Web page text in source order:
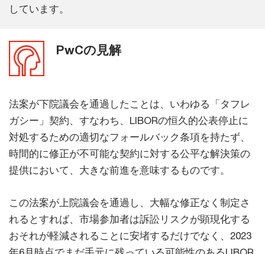
しています。
PwCの見解
法案が下院議会を通過したことは、いわゆる「タフレ
ガシー」契約、すなわち、LIBORの恒久的公表停止に
対処するための適切なフォールバック条項を持たず、
時間的に修正が不可能な契約に対する公平な解決策の
提供において、大きな前進を意味するものです。
この法案が上院議会を通過し、大幅な修正なく制定さ
れるとすれば、市場参加者は訴訟リスクが顕現化する
おそれが軽減されることに安堵するだけでなく、2023